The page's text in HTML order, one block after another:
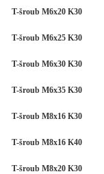
T-šroub M6x20 K30
T-šroub M6x25 K30
T-šroub M6x30 K30
T-šroub M6x35 K30
T-šroub M8x16 K30
T-šroub M8x16 K40
T-šroub M8x20 K30